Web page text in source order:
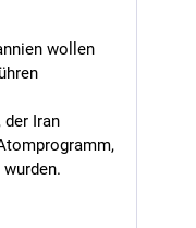
wollen
der Iran